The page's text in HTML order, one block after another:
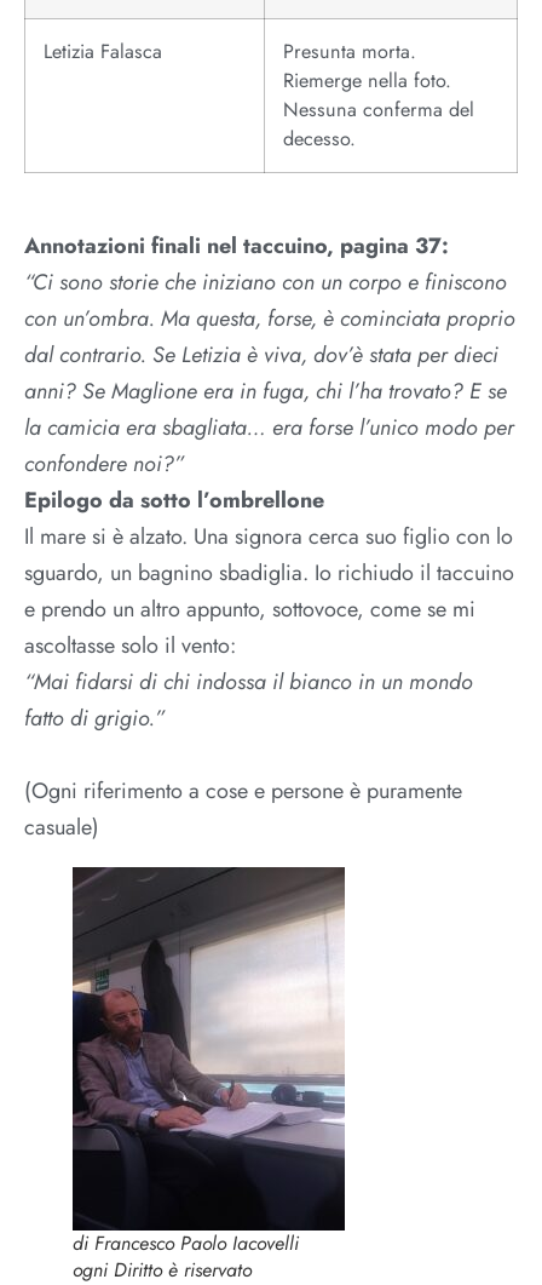
Letizia Falasca
Presunta morta.
Riemerge nella foto.
Nessuna conferma del
decesso.
Annotazioni finali nel taccuino, pagina 37:
“Ci sono storie che iniziano con un corpo e finiscono
con un’ombra. Ma questa, forse, è cominciata proprio
dal contrario. Se Letizia è viva, dov’è stata per dieci
anni? Se Maglione era in fuga, chi l’ha trovato? E se
la camicia era sbagliata… era forse l’unico modo per
confondere noi?”
Epilogo da sotto l’ombrellone
Il mare si è alzato. Una signora cerca suo figlio con lo
sguardo, un bagnino sbadiglia. Io richiudo il taccuino
e prendo un altro appunto, sottovoce, come se mi
ascoltasse solo il vento:
“Mai fidarsi di chi indossa il bianco in un mondo
fatto di grigio.”
(Ogni riferimento a cose e persone è puramente
casuale)
di Francesco Paolo Iacovelli
ogni Diritto è riservato